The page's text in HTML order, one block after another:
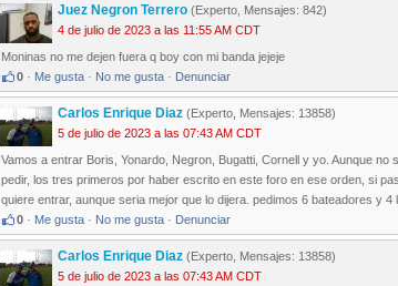
Juez Negron Terrero (Experto, Mensajes: 842)
4 de julio de 2023 a las 11:55 AM CDT
Moninas no me dejen fuera q boy con mi banda jejeje
0 · Me gusta · No me gusta · Denunciar
Carlos Enrique Diaz (Experto, Mensajes: 13858)
5 de julio de 2023 a las 07:43 AM CDT
Vamos a entrar Boris, Yonardo, Negron, Bugatti, Cornell y yo. Aunque
pedir, los tres primeros por haber escrito en este foro en ese orden, si
quiere entrar, aunque seria mejor que lo dijera. pedimos 6 bateadores y 4
0 · Me gusta · No me gusta · Denunciar
Carlos Enrique Diaz (Experto, Mensajes: 13858)
5 de julio de 2023 a las 07:43 AM CDT